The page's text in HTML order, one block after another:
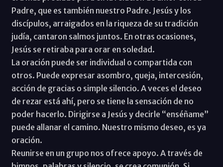
Padre, que es también nuestro Padre. Jesús y los
discípulos, arraigados en la riqueza de su tradición
judía, cantaron salmos juntos. En otras ocasiones,
Jesús se retiraba para orar en soledad.
La oración puede ser individual o compartida con
otros. Puede expresar asombro, queja, intercesión,
acción de gracias o simple silencio. A veces el deseo
de rezar está ahí, pero se tiene la sensación de no
poder hacerlo. Dirigirse a Jesús y decirle “enséñame”
puede allanar el camino. Nuestro mismo deseo, es ya
oración.
Reunirse en un grupo nos ofrece apoyo. A través de